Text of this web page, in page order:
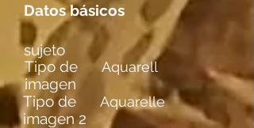
Datos básicos
Tipo de
imagen
Aquarell
Tipo de
imagen 2
Aquarelle
sujeto